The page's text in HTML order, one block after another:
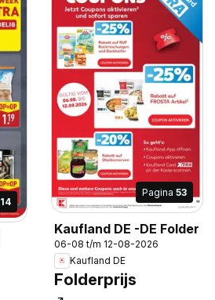
14
Pagina 53
Kaufland DE -DE Folder
06-08 t/m 12-08-2026
Kaufland DE
Folderprijs